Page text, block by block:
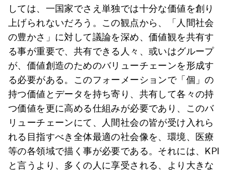
しては、一国家でさえ単独では十分な価値を創り
上げられないだろう。この観点から、「人間社会
の豊かさ」に対して議論を深め、価値観を共有す
る事が重要で、共有できる人々、或いはグループ
が、価値創造のためのバリューチェーンを形成す
る必要がある。このフォーメーションで「個」の
持つ価値とデータを持ち寄り、共有して各々の持
つ価値を更に高める仕組みが必要であり、このバ
リューチェーンにて、人間社会の皆が受け入れら
れる目指すべき全体最適の社会像を、環境、医療
等の各領域で描く事が必要である。それには、KPI
と言うより、多くの人に享受される、より大きな